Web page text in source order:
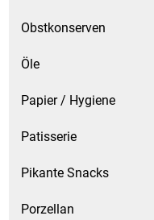
Obstkonserven
Öle
Papier / Hygiene
Patisserie
Pikante Snacks
Porzellan